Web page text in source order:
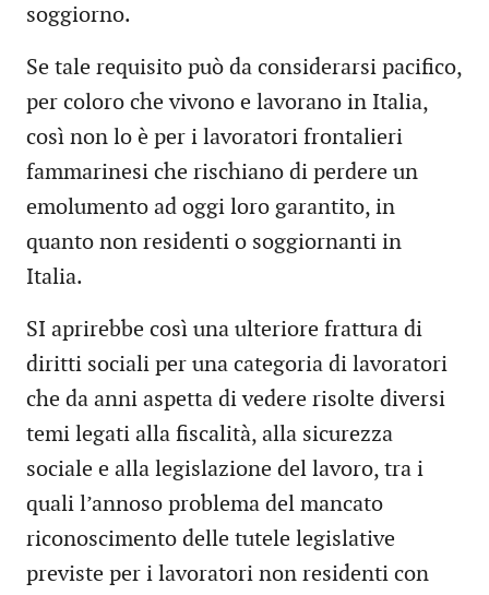
soggiorno.
Se tale requisito può da considerarsi pacifico,
per coloro che vivono e lavorano in Italia,
così non lo è per i lavoratori frontalieri
fammarinesi che rischiano di perdere un
emolumento ad oggi loro garantito, in
quanto non residenti o soggiornanti in
Italia.
SI aprirebbe così una ulteriore frattura di
diritti sociali per una categoria di lavoratori
che da anni aspetta di vedere risolte diversi
temi legati alla fiscalità, alla sicurezza
sociale e alla legislazione del lavoro, tra i
quali l’annoso problema del mancato
riconoscimento delle tutele legislative
previste per i lavoratori non residenti con